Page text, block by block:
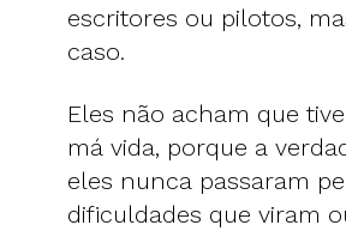
escritores ou pilotos,
caso.
Eles não acham que
má vida, porque a
eles nunca passaram
dificuldades que viram